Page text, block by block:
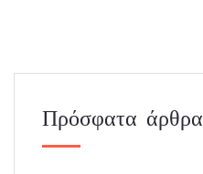
Πρόσφατα άρθρα